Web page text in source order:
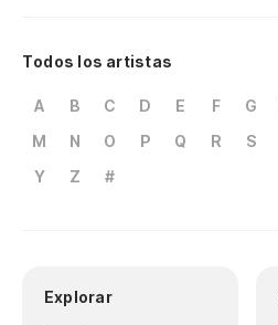
Todos los artistas
A B C D E F G
M
N O P Q R S
Y
Z #
Explorar